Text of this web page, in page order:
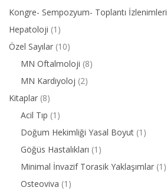
Kongre- Sempozyum- Toplantı İzlenimleri
Hepatoloji (1)
Özel Sayılar (10)
MN Oftalmoloji (8)
MN Kardiyoloj (2)
Kitaplar (8)
Acil Tıp (1)
Doğum Hekimliği Yasal Boyut (1)
Göğüs Hastalıkları (1)
Minimal İnvazif Torasik Yaklaşımlar (1)
Osteoviva (1)